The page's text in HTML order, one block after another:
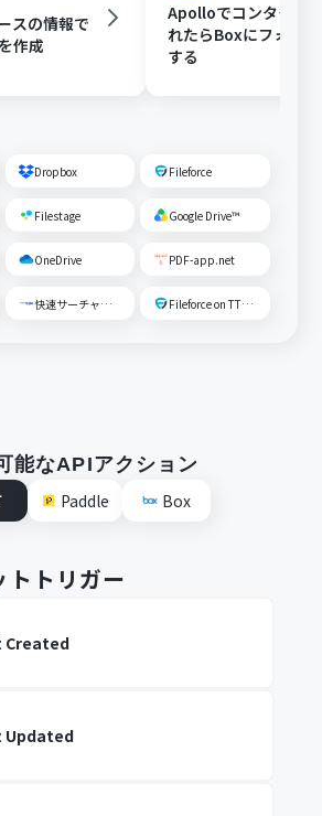
スの情報で
作成
Apolloでコンタクト
れたらBoxにフォル
する
Dropbox Fileforce
Filestage Google Drive™
OneDrive PDF-app.net
快速サーチャーGX Fileforce on TTS Cloud
能なAPIアクション
Paddle Box
トリガー
Created
Updated